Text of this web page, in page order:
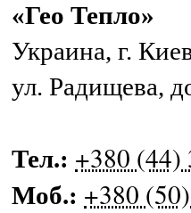
«Гео Тепло»
Украина, г.
ул. Радищева,
Тел.: +380 (44)
Моб.: +380